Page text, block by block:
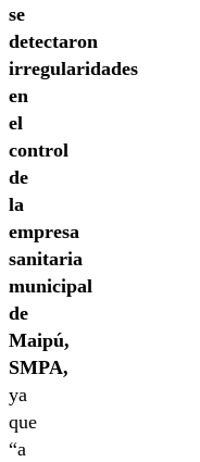
se
detectaron
irregularidades
en
el
control
de
la
empresa
sanitaria
municipal
de
Maipú,
SMPA,
ya
que
“a